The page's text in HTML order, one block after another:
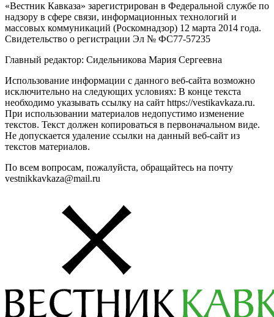
«Вестник Кавказа» зарегистрирован в Федеральной службе по
надзору в сфере связи, информационных технологий и
массовых коммуникаций (Роскомнадзор) 12 марта 2014 года.
Свидетельство о регистрации Эл № ФС77-57235
Главный редактор: Сидельникова Мария Сергеевна
Использование информации с данного веб-сайта возможно
исключительно на следующих условиях: В конце текста
необходимо указывать ссылку на сайт https://vestikavkaza.ru.
При использовании материалов недопустимо изменение
текстов. Текст должен копироваться в первоначальном виде.
Не допускается удаление ссылки на данный веб-сайт из
текстов материалов.
По всем вопросам, пожалуйста, обращайтесь на почту
vestnikkavkaza@mail.ru